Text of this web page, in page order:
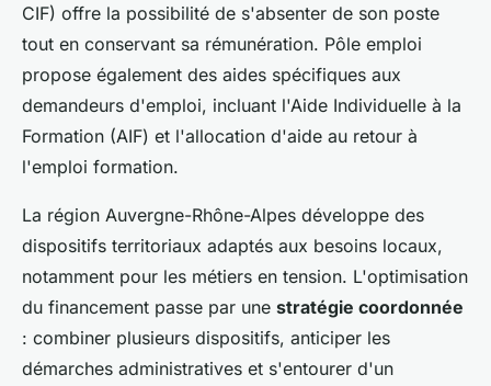
CIF) offre la possibilité de s'absenter de son poste
tout en conservant sa rémunération. Pôle emploi
propose également des aides spécifiques aux
demandeurs d'emploi, incluant l'Aide Individuelle à la
Formation (AIF) et l'allocation d'aide au retour à
l'emploi formation.
La région Auvergne-Rhône-Alpes développe des
dispositifs territoriaux adaptés aux besoins locaux,
notamment pour les métiers en tension. L'optimisation
du financement passe par une stratégie coordonnée
: combiner plusieurs dispositifs, anticiper les
démarches administratives et s'entourer d'un